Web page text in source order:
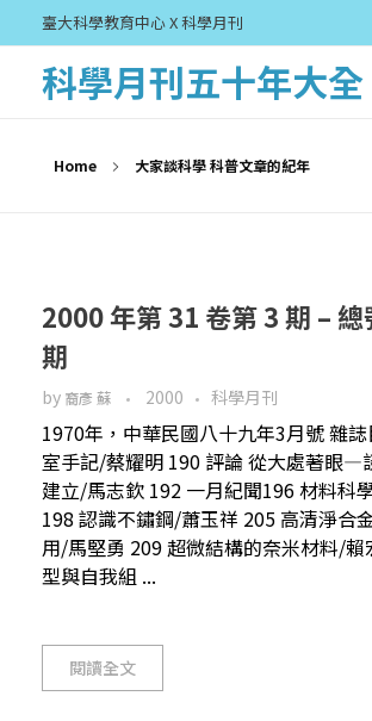
臺大科學教育中心 X 科學月刊
科學月刊五十年大全
Home 大家談科學 科普文章的紀年
2000 年第 31 卷第 3 期 –
期
by 裔彥 蘇 2000 科學月刊
1970年，中華民國八十九年3月號 雜
室手記/蔡耀明 190 評論 從大處著眼—
建立/馬志欽 192 一月紀聞196 材料科
198 認識不鏽鋼/蕭玉祥 205 高清淨合
用/馬堅勇 209 超微結構的奈米材料/賴
型與自我組 ...
閱讀全文